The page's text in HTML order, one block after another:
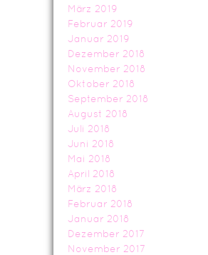
März 2019
Februar 2019
Januar 2019
Dezember 2018
November 2018
Oktober 2018
September 2018
August 2018
Juli 2018
Juni 2018
Mai 2018
April 2018
März 2018
Februar 2018
Januar 2018
Dezember 2017
November 2017